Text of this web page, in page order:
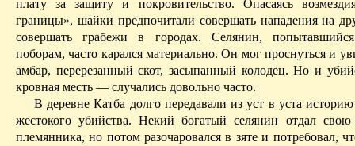
плату за защиту и покровительство. Опасаясь
границы», шайки предпочитали совершать нападения на
совершать грабежи в городах. Селянин, попытавшийся
поборам, часто карался материально. Он мог проснуться и
амбар, перерезанный скот, засыпанный колодец. Но и
кровная месть — случались довольно часто.
В деревнеКатба долго передавали из уст в уста
жестокого убийства. Некий богатый селянин отдал
племянника, но потом разочаровался в зяте и потребовал,